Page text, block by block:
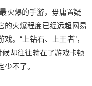
爆的手游，毋庸置疑
的火爆程度已经远超网易
。“上钻石、上王者”，
候却往往输在了游戏卡顿
少不了。